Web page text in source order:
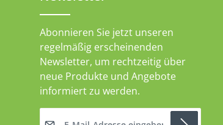
Abonnieren Sie jetzt unseren
regelmäßig erscheinenden
Newsletter, um rechtzeitig über
neue Produkte und Angebote
informiert zu werden.